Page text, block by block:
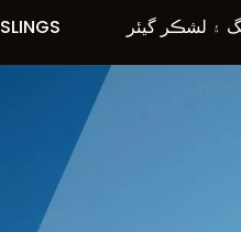
لفٽنگ SLINGS ۽ لشڪر گيئر